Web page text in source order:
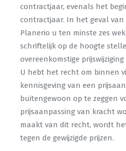
contractjaar, evenals het
contractjaar. In het geval
Planerio u ten minste zes
schriftelijk op de hoogte
overeenkomstige
U hebt het recht om binnen
kennisgeving van een
buitengewoon op te zeggen
prijsaanpassing van kracht
maakt van dit recht, wordt
tegen de gewijzigde prijzen.